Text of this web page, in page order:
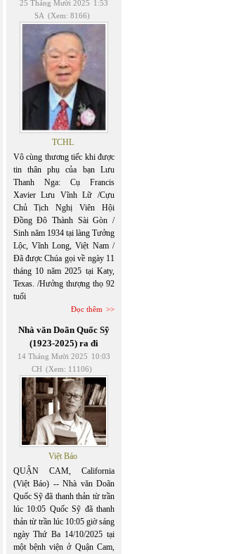
25 Tháng Mười 2025 1:53
SA (Xem: 8166)
TCHL
Vô cùng thương tiếc khi được
tin thân phụ của bạn Lưu
Thanh Nga: Cụ Francis
Xavier Lưu Vĩnh Lữ /Cựu
Chủ Tịch Nghị Viên Hội
Đồng Đô Thành Sài Gòn /
Sinh năm 1934 tại làng Tưởng
Lộc, Vĩnh Long, Việt Nam /
Đã được Chúa gọi về ngày 11
tháng 10 năm 2025 tại Katy,
Texas. /Hưởng thượng thọ 92
tuổi
Đọc thêm
Nhà văn Doãn Quốc Sỹ
(1923-2025) ra đi
14 Tháng Mười 2025 10:03
CH (Xem: 11106)
Việt Báo
QUẬN CAM, California
(Việt Báo) -- Nhà văn Doãn
Quốc Sỹ đã thanh thản từ trần
lúc 10:05 Quốc Sỹ đã thanh
thản từ trần lúc 10:05 giờ sáng
ngày Thứ Ba 14/10/2025 tại
một bệnh viện ở Quận Cam,